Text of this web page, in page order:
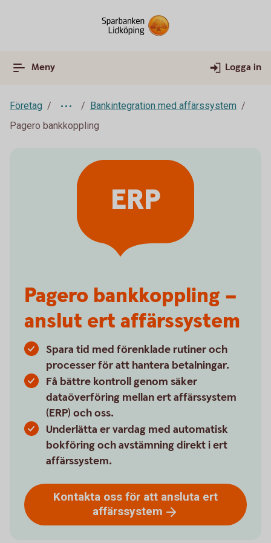
Meny Logga in
Företag
Bankintegration med affärssystem
Pagero bankkoppling
Pagero bankkoppling –
anslut ert affärssystem
Spara tid med förenklade rutiner och
processer för att hantera betalningar.
Få bättre kontroll genom säker
dataöverföring mellan ert affärssystem
(ERP) och oss.
Underlätta er vardag med automatisk
bokföring och avstämning direkt i ert
affärssystem.
Kontakta oss för att ansluta ert
affärssystem
ERP